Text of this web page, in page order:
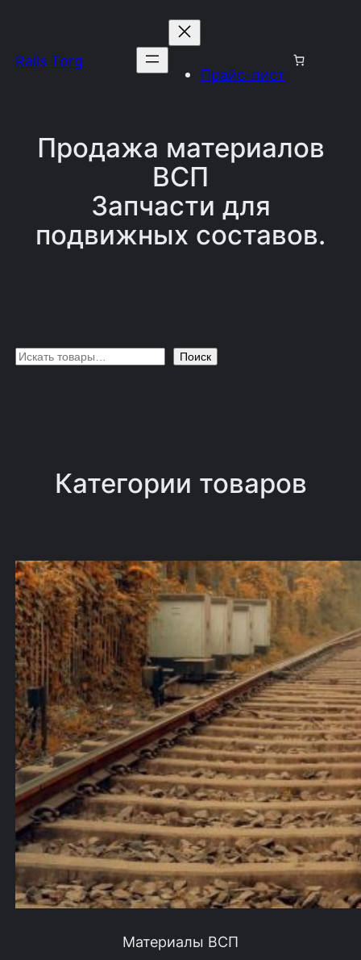
содержимому
Rails Torg
Прайс-лист
Продажа материалов
ВСП
Запчасти для
подвижных составов.
П
Поиск
Категории товаров
Материалы ВСП